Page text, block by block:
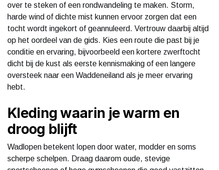
over te steken of een rondwandeling te maken. Storm,
harde wind of dichte mist kunnen ervoor zorgen dat een
tocht wordt ingekort of geannuleerd. Vertrouw daarbij altijd
op het oordeel van de gids. Kies een route die past bij je
conditie en ervaring, bijvoorbeeld een kortere zwerftocht
dicht bij de kust als eerste kennismaking of een langere
oversteek naar een Waddeneiland als je meer ervaring
hebt.
Kleding waarin je warm en
droog blijft
Wadlopen betekent lopen door water, modder en soms
scherpe schelpen. Draag daarom oude, stevige